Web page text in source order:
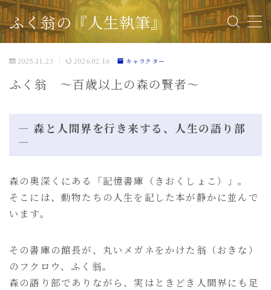
ふく翁の『人生執筆』
＜流れと費用＞こちらをクリック
人生を執筆したい方へ
アフリカ寓話
ヨーロッパ寓話 8
イソップ寓話 4
2025.11.23 2026.02.16 キャラクター
ふく翁 〜百歳以上の森の賢者〜
― 森と人間界を行き来する、人生の語り部
―
森の奥深くにある「記憶書庫（きおくしょこ）」。
そこには、動物たちの人生を記した本が静かに並んで
います。
その書庫の館長が、丸いメガネをかけた翁（おきな）
のフクロウ、ふく翁。
森の語り部でありながら、実はときどき人間界にも足